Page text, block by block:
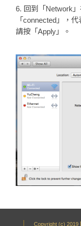
6. 回到「Network
「connected」，
請按「Apply」。
Copyright (c) 2019